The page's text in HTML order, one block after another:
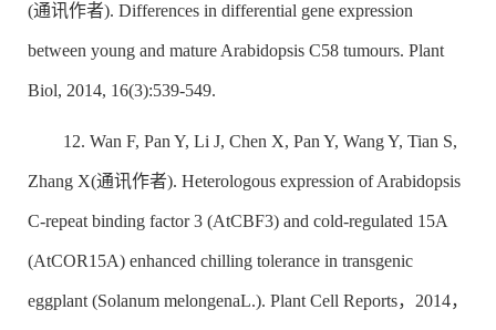
(通讯作者). Differences in differential gene expression
between young and mature Arabidopsis C58 tumours. Plant
Biol, 2014, 16(3):539-549.
12. Wan F, Pan Y, Li J, Chen X, Pan Y, Wang Y, Tian S,
Zhang X(通讯作者). Heterologous expression of Arabidopsis
C-repeat binding factor 3 (AtCBF3) and cold-regulated 15A
(AtCOR15A) enhanced chilling tolerance in transgenic
eggplant (Solanum melongenaL.). Plant Cell Reports，2014，